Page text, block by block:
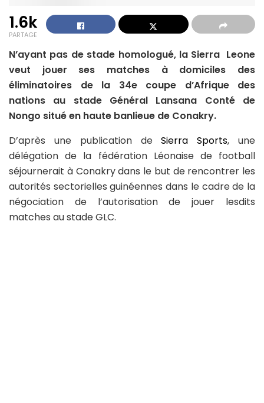
1.6k
PARTAGE
N’ayant pas de stade homologué, la Sierra Leone
veut jouer ses matches à domiciles des
éliminatoires de la 34e coupe d’Afrique des
nations au stade Général Lansana Conté de
Nongo situé en haute banlieue de Conakry.
D’après une publication deSierra Sports, une
délégation de la fédération Léonaise de football
séjournerait à Conakry dans le but de rencontrer les
autorités sectorielles guinéennes dans le cadre de la
négociation de l’autorisation de jouer lesdits
matches au stade GLC.